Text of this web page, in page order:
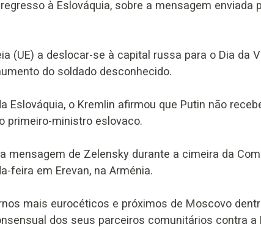
à Eslováquia, sobre a mensagem enviada
(UE) a deslocar-se à capital russa para o Dia da
do soldado desconhecido.
Eslováquia, o Kremlin afirmou que Putin não
primeiro-ministro eslovaco.
mensagem de Zelensky durante a cimeira da
feira em Erevan, na Arménia.
mais eurocéticos e próximos de Moscovo
dos seus parceiros comunitários contra a